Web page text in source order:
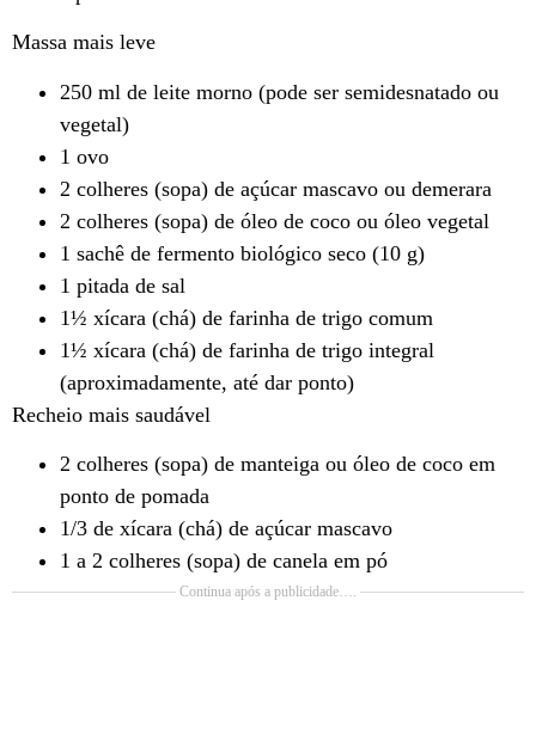
Massa mais leve
250 ml de leite morno (pode ser semidesnatado ou
vegetal)
1 ovo
2 colheres (sopa) de açúcar mascavo ou demerara
2 colheres (sopa) de óleo de coco ou óleo vegetal
1 sachê de fermento biológico seco (10 g)
1 pitada de sal
1½ xícara (chá) de farinha de trigo comum
1½ xícara (chá) de farinha de trigo integral
(aproximadamente, até dar ponto)
Recheio mais saudável
2 colheres (sopa) de manteiga ou óleo de coco em
ponto de pomada
1/3 de xícara (chá) de açúcar mascavo
1 a 2 colheres (sopa) de canela em pó
Continua após a publicidade….